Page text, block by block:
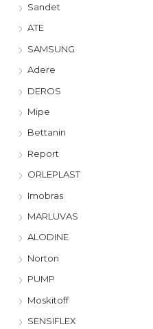
Sandet
ATE
SAMSUNG
Adere
DEROS
Mipe
Bettanin
Report
ORLEPLAST
Imobras
MARLUVAS
ALODINE
Norton
PUMP
Moskitoff
SENSIFLEX